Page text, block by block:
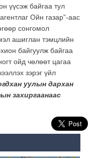
үүсэж байгаа тул
Ойн газар”-аас
сонгомол
ашиглан тэмцлийн
байгуулж байгаа
ойд чөлөөт цагаа
зэрэг үйл
уулын дархан
захиргаанаас